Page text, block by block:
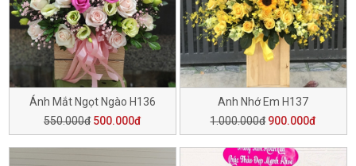
Ánh Mắt Ngọt Ngào H136
550.000đ 500.000đ
Anh Nhớ Em H137
1.000.000đ 900.000đ